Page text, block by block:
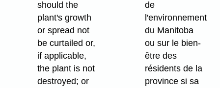
should the
plant's growth
or spread not
be curtailed or,
if applicable,
the plant is not
destroyed; or
de
l'environnement
du Manitoba
ou sur le bien-
être des
résidents de la
province si sa